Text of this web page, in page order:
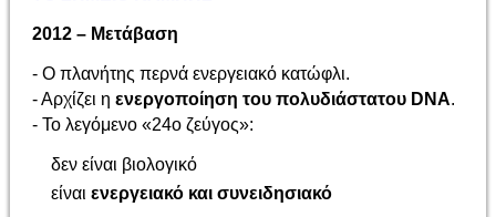
2012 – Μετάβαση
-Ο πλανήτης περνά ενεργειακό κατώφλι.
-Αρχίζει ηενεργοποίηση του πολυδιάστατου DNA.
-Το λεγόμενο «24ο ζεύγος»:
δεν είναι βιολογικό
είναιενεργειακό και συνειδησιακό